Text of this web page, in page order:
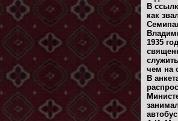
В
как
1935
чем на
В